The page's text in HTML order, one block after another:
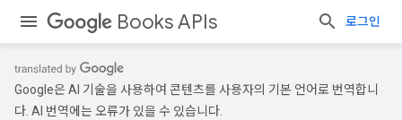
Books APIs 로그인
Google은 AI 기술을 사용하여 콘텐츠를 사용자의 기본 언어로 번역합니
다. AI 번역에는 오류가 있을 수 있습니다.